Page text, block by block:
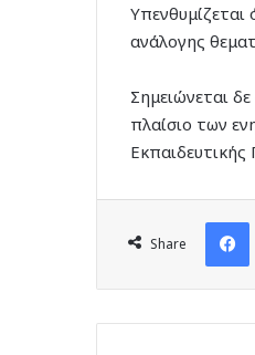
Υπενθυμίζεται
ανάλογης
Σημειώνεται
πλαίσιο των
Εκπαιδευτικής
Share